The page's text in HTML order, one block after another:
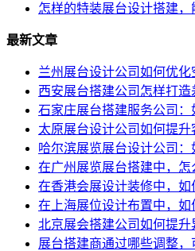
怎样的特装展台设计搭建，
最新文章
兰州展台设计公司如何优
西安展台搭建公司怎样打造
石家庄展台搭建服务公司：
太原展台设计公司如何提
哈尔滨展览展台设计公司：
在广州展览展台搭建中，怎
在香港会展设计装修中，如
在上海展位设计布置中，如
北京展会搭建公司如何提
展台搭建商通过哪些调整，